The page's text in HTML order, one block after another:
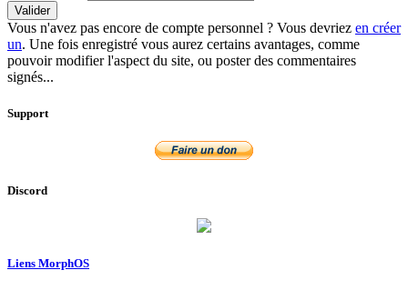
Valider
Vous n'avez pas encore de compte personnel ? Vous devriez en créer
un. Une fois enregistré vous aurez certains avantages, comme
pouvoir modifier l'aspect du site, ou poster des commentaires
signés...
Support
Discord
Liens MorphOS